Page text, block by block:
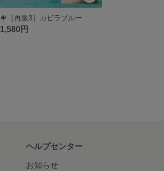
1,580円
ヘルプセンター
お知らせ